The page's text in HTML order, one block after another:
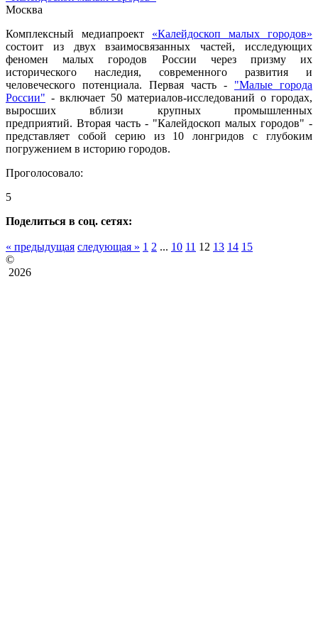
Москва
Комплексный медиапроект «Калейдоскоп малых городов»
состоит из двух взаимосвязанных частей, исследующих
феномен малых городов России через призму их
исторического наследия, современного развития и
человеческого потенциала. Первая часть - "Малые города
России" - включает 50 материалов-исследований о городах,
выросших вблизи крупных промышленных
предприятий. Вторая часть - "Калейдоскоп малых городов" -
представляет собой серию из 10 лонгридов с глубоким
погружением в историю городов.
Проголосовало:
5
Поделиться в соц. сетях:
« предыдущая следующая » 1 2 ... 10 11 12 13 14 15
©
2026